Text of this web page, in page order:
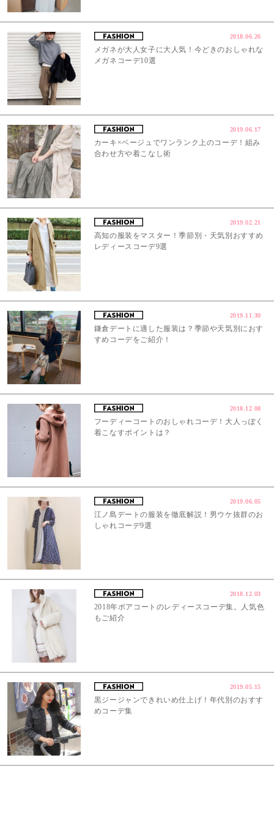
2018.06.26
メガネが大人女子に大人気！今どきのおしゃれな
メガネコーデ10選
2019.06.17
カーキ×ベージュでワンランク上のコーデ！組み
合わせ方や着こなし術
2019.02.21
高知の服装をマスター！季節別・天気別おすすめ
レディースコーデ9選
2019.11.30
鎌倉デートに適した服装は？季節や天気別におす
すめコーデをご紹介！
2018.12.08
フーディーコートのおしゃれコーデ！大人っぽく
着こなすポイントは？
2019.06.05
江ノ島デートの服装を徹底解説！男ウケ抜群のお
しゃれコーデ9選
2018.12.03
2018年ボアコートのレディースコーデ集。人気色
もご紹介
2019.05.15
黒ジージャンできれいめ仕上げ！年代別のおすす
めコーデ集